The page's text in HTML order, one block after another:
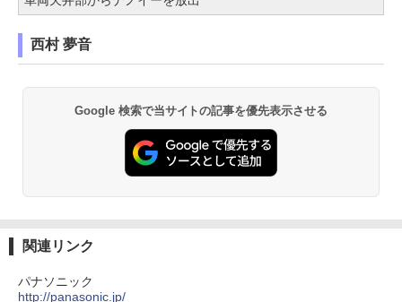
西村 夢音
Google 検索で当サイトの記事を優先表示させる
関連リンク
パナソニック
http://panasonic.jp/